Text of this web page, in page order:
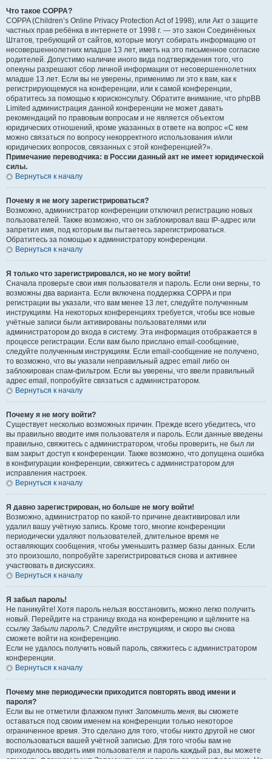
Что такое COPPA?
COPPA (Children’s Online Privacy Protection Act of 1998), или Акт о защите
частных прав ребёнка в интернете от 1998 г. — это закон Соединённых
Штатов, требующий от сайтов, которые могут собирать информацию от
несовершеннолетних младше 13 лет, иметь на это письменное согласие
родителей. Допустимо наличие иного вида подтверждения того, что
опекуны разрешают сбор личной информации от несовершеннолетних
младше 13 лет. Если вы не уверены, применимо ли это к вам, как к
регистрирующемуся на конференции, или к самой конференции,
обратитесь за помощью к юрисконсульту. Обратите внимание, что phpBB
Limited администрация данной конференции не может давать
рекомендаций по правовым вопросам и не является объектом
юридических отношений, кроме указанных в ответе на вопрос «С кем
можно связаться по вопросу некорректного использования и/или
юридических вопросов, связанных с этой конференцией?».
Примечание переводчика: в России данный акт не имеет юридической
силы.
Вернуться к началу
Почему я не могу зарегистрироваться?
Возможно, администратор конференции отключил регистрацию новых
пользователей. Также возможно, что он заблокировал ваш IP-адрес или
запретил имя, под которым вы пытаетесь зарегистрироваться.
Обратитесь за помощью к администратору конференции.
Вернуться к началу
Я только что зарегистрировался, но не могу войти!
Сначала проверьте свои имя пользователя и пароль. Если они верны, то
возможны два варианта. Если включена поддержка COPPA и при
регистрации вы указали, что вам менее 13 лет, следуйте полученным
инструкциям. На некоторых конференциях требуется, чтобы все новые
учётные записи были активированы пользователями или
администратором до входа в систему. Эта информация отображается в
процессе регистрации. Если вам было прислано email-сообщение,
следуйте полученным инструкциям. Если email-сообщение не получено,
то возможно, что вы указали неправильный адрес email либо он
заблокирован спам-фильтром. Если вы уверены, что ввели правильный
адрес email, попробуйте связаться с администратором.
Вернуться к началу
Почему я не могу войти?
Существует несколько возможных причин. Прежде всего убедитесь, что
вы правильно вводите имя пользователя и пароль. Если данные введены
правильно, свяжитесь с администратором, чтобы проверить, не был ли
вам закрыт доступ к конференции. Также возможно, что допущена ошибка
в конфигурации конференции, свяжитесь с администратором для
исправления настроек.
Вернуться к началу
Я давно зарегистрирован, но больше не могу войти!
Возможно, администратор по какой-то причине деактивировал или
удалил вашу учётную запись. Кроме того, многие конференции
периодически удаляют пользователей, длительное время не
оставляющих сообщения, чтобы уменьшить размер базы данных. Если
это произошло, попробуйте зарегистрироваться снова и активнее
участвовать в дискуссиях.
Вернуться к началу
Я забыл пароль!
Не паникуйте! Хотя пароль нельзя восстановить, можно легко получить
новый. Перейдите на страницу входа на конференцию и щёлкните на
ссылку Забыли пароль?. Следуйте инструкциям, и скоро вы снова
сможете войти на конференцию.
Если не удалось получить новый пароль, свяжитесь с администратором
конференции.
Вернуться к началу
Почему мне периодически приходится повторять ввод имени и
пароля?
Если вы не отметили флажком пункт Запомнить меня, вы сможете
оставаться под своим именем на конференции только некоторое
ограниченное время. Это сделано для того, чтобы никто другой не смог
воспользоваться вашей учётной записью. Для того чтобы вам не
приходилось вводить имя пользователя и пароль каждый раз, вы можете